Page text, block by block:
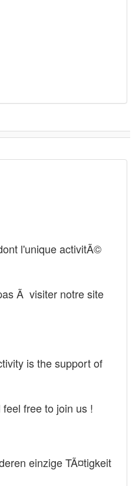
l'unique activitÃ©
Ã visiter notre site
is the support of
free to join us !
einzige TÃ¤tigkeit